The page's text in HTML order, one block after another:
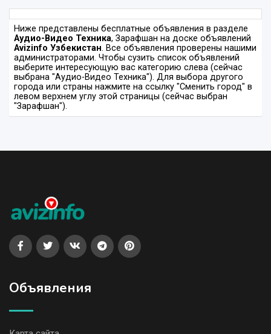
Ниже представлены бесплатные объявления в разделе
Аудио-Видео Техника, Зарафшан на доске объявлений
Avizinfo Узбекистан. Все объявления проверены нашими
администраторами. Чтобы сузить список объявлений
выберите интересующую вас категорию слева (сейчас
выбрана "Аудио-Видео Техника"). Для выбора другого
города или страны нажмите на ссылку "Сменить город" в
левом верхнем углу этой страницы (сейчас выбран
"Зарафшан").
Объявления